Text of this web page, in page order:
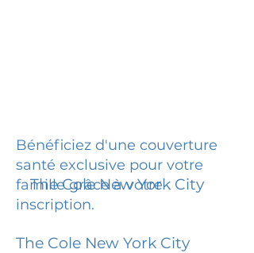
Bénéficiez d'une couverture
santé exclusive pour votre
famille grâce à votre
inscription.
The Cole New York City
The Cole New York City